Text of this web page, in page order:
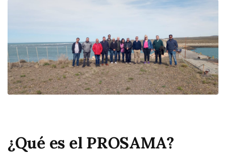
¿Qué es el PROSAMA?